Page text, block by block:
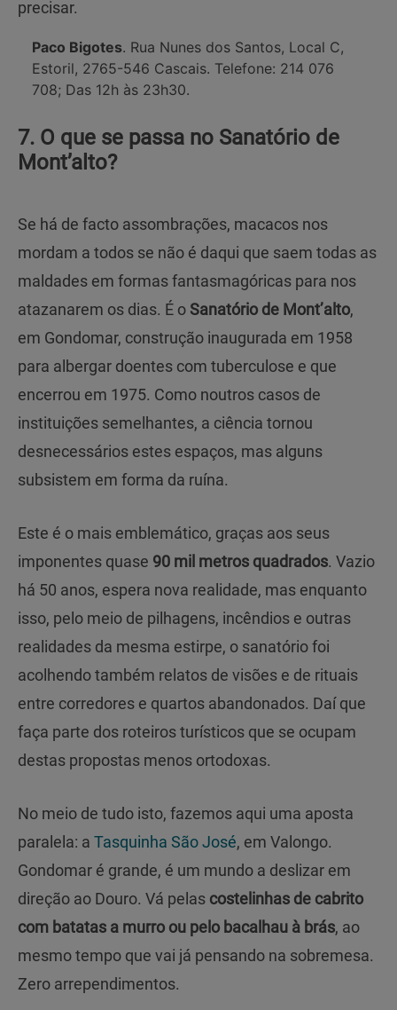
precisar.
Paco Bigotes. Rua Nunes dos Santos, Local C,
Estoril, 2765-546 Cascais. Telefone: 214 076
708; Das 12h às 23h30.
7. O que se passa no Sanatório de
Mont’alto?
Se há de facto assombrações, macacos nos
mordam a todos se não é daqui que saem todas as
maldades em formas fantasmagóricas para nos
atazanarem os dias. É o Sanatório de Mont’alto,
em Gondomar, construção inaugurada em 1958
para albergar doentes com tuberculose e que
encerrou em 1975. Como noutros casos de
instituições semelhantes, a ciência tornou
desnecessários estes espaços, mas alguns
subsistem em forma da ruína.
Este é o mais emblemático, graças aos seus
imponentes quase 90 mil metros quadrados. Vazio
há 50 anos, espera nova realidade, mas enquanto
isso, pelo meio de pilhagens, incêndios e outras
realidades da mesma estirpe, o sanatório foi
acolhendo também relatos de visões e de rituais
entre corredores e quartos abandonados. Daí que
faça parte dos roteiros turísticos que se ocupam
destas propostas menos ortodoxas.
No meio de tudo isto, fazemos aqui uma aposta
paralela: a Tasquinha São José, em Valongo.
Gondomar é grande, é um mundo a deslizar em
direção ao Douro. Vá pelas costelinhas de cabrito
com batatas a murro ou pelo bacalhau à brás, ao
mesmo tempo que vai já pensando na sobremesa.
Zero arrependimentos.